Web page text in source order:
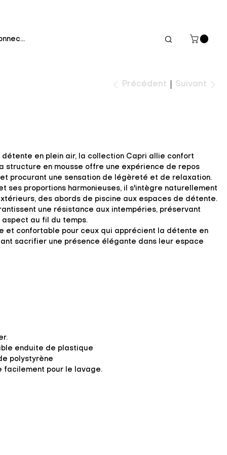
Précédent Suivant
détente en plein air, la collection Capri allie confort
structure en mousse offre une expérience de repos
procurant une sensation de légèreté et de relaxation.
ses proportions harmonieuses, il s'intègre naturellement
des abords de piscine aux espaces de détente.
une résistance aux intempéries, préservant
aspect au fil du temps.
et confortable pour ceux qui apprécient la détente en
sacrifier une présence élégante dans leur espace
enduite de plastique
polystyrène
facilement pour le lavage.